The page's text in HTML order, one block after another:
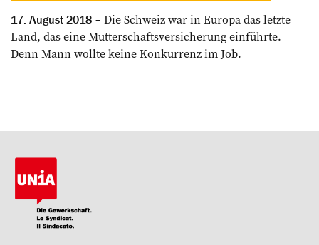
17. August 2018
Die Schweiz war in Europa das letzte
Land, das eine Mutterschaftsversicherung einführte.
Denn Mann wollte keine Konkurrenz im Job.